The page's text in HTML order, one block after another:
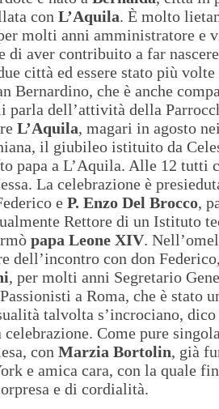
con L’Aquila. È molto
molti anni amministratore e
di aver contribuito a far
città ed essere stato più
Bernardino, che è anche
parla dell’attività della
L’Aquila, magari in agosto
il giubileo istituito da
papa a L’Aquila. Alle 12 tutti
La celebrazione è
e P. Enzo Del Brocco,
Rettore di un Istituto
papa Leone XIV.
dell’incontro con don
, per molti anni Segretario
a Roma, che è stato
talvolta s’incrociano, dico
Come pure
con Marzia Bortolin, già
e amica cara, con la quale
e di cordialità.